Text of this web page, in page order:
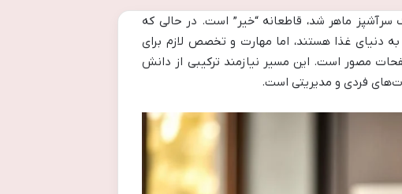
ماهر شد، قاطعانه “خیر” است. در حالی که
دنیای غذا هستند، اما مهارت و تخصص لازم برای
مصور است. این مسیر نیازمند ترکیبی از دانش
فردی و مدیریتی است.